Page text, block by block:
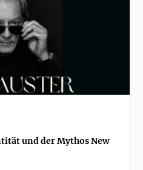
und der Mythos New